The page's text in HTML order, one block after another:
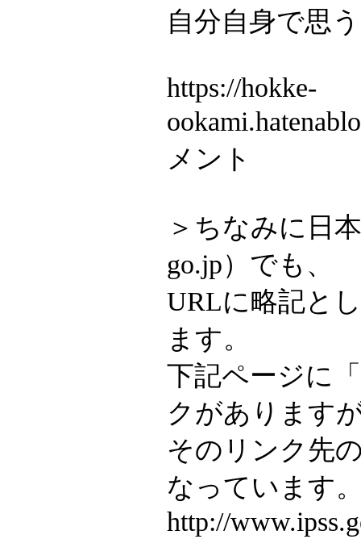
自分自身で思
https://hokke-
メント
＞ちなみに日
go.jp）でも、
URLに略記と
ます。
下記ページに
クがあります
そのリンク先
なっています
http://